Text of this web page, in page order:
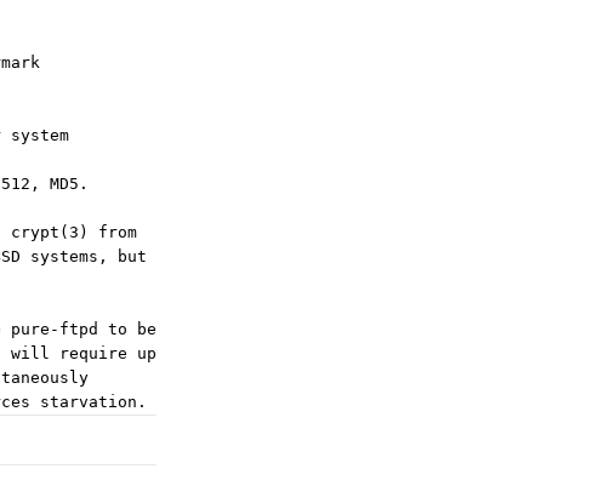
MD5.
crypt(3) from
systems, but
pure-ftpd to be
will require up
starvation.